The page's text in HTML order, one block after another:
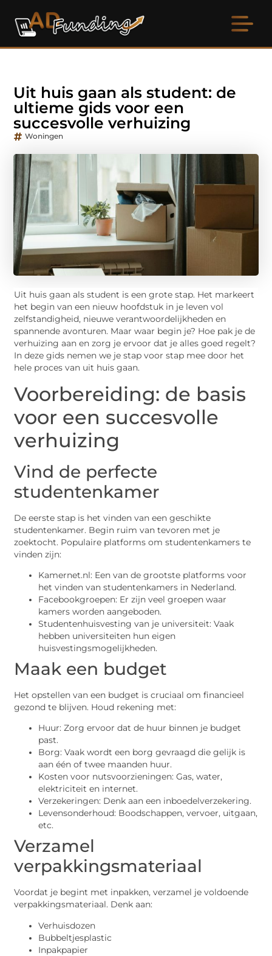
Uit huis gaan als student: de
ultieme gids voor een
succesvolle verhuizing
Woningen
Uit huis gaan als student is een grote stap. Het markeert
het begin van een nieuw hoofdstuk in je leven vol
zelfstandigheid, nieuwe verantwoordelijkheden en
spannende avonturen. Maar waar begin je? Hoe pak je de
verhuizing aan en zorg je ervoor dat je alles goed regelt?
In deze gids nemen we je stap voor stap mee door het
hele proces van uit huis gaan.
Voorbereiding: de basis
voor een succesvolle
verhuizing
Vind de perfecte
studentenkamer
De eerste stap is het vinden van een geschikte
studentenkamer. Begin ruim van tevoren met je
zoektocht. Populaire platforms om studentenkamers te
vinden zijn:
Kamernet.nl: Een van de grootste platforms voor
het vinden van studentenkamers in Nederland.
Facebookgroepen: Er zijn veel groepen waar
kamers worden aangeboden.
Studentenhuisvesting van je universiteit: Vaak
hebben universiteiten hun eigen
huisvestingsmogelijkheden.
Maak een budget
Het opstellen van een budget is cruciaal om financieel
gezond te blijven. Houd rekening met:
Huur: Zorg ervoor dat de huur binnen je budget
past.
Borg: Vaak wordt een borg gevraagd die gelijk is
aan één of twee maanden huur.
Kosten voor nutsvoorzieningen: Gas, water,
elektriciteit en internet.
Verzekeringen: Denk aan een inboedelverzekering.
Levensonderhoud: Boodschappen, vervoer, uitgaan,
etc.
Verzamel
verpakkingsmateriaal
Voordat je begint met inpakken, verzamel je voldoende
verpakkingsmateriaal. Denk aan:
Verhuisdozen
Bubbeltjesplastic
Inpakpapier